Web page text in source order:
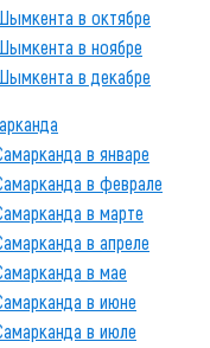
в октябре
в ноябре
в декабре
в январе
в феврале
в марте
в апреле
в мае
в июне
в июле